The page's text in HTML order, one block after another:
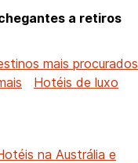
a retiros
mais procurados
Hotéis de luxo
na Austrália e